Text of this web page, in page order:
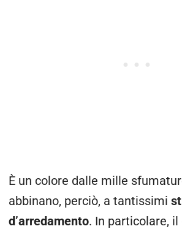
È un colore dalle mille
abbinano, perciò, a tantissimi
d’arredamento. In particolare, il